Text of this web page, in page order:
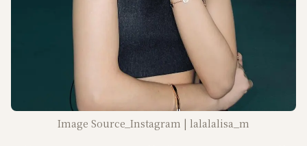
Image Source_Instagram | lalalalisa_m